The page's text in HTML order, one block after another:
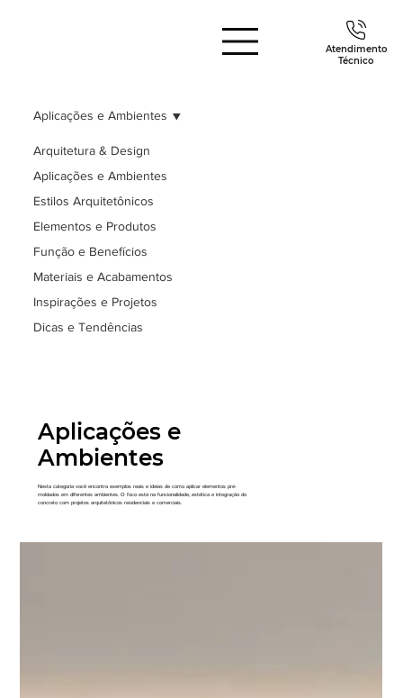
Atendimento
Técnico
Arquitetura & Design
Aplicações e Ambientes
Estilos Arquitetônicos
Elementos e Produtos
Função e Benefícios
Materiais e Acabamentos
Inspirações e Projetos
Dicas e Tendências
Aplicações e Ambientes
Aplicações e
Ambientes
Nesta categoria você encontra exemplos reais e ideias de como aplicar elementos pré-
moldados em diferentes ambientes. O foco está na funcionalidade, estética e integração do
concreto com projetos arquitetônicos residenciais e comerciais.